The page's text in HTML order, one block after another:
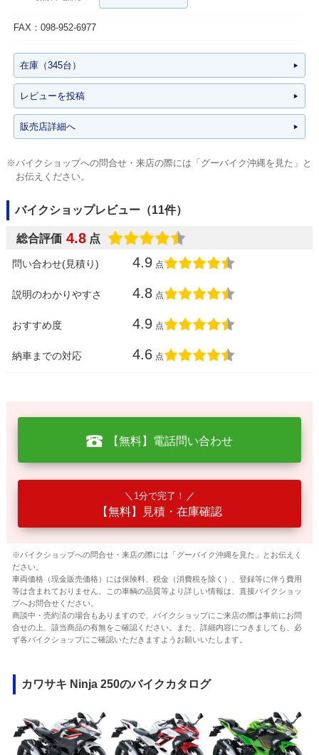
FAX：098-952-6977
在庫（345台）
レビューを投稿
販売店詳細へ
※バイクショップへの問合せ・来店の際には「グーバイク沖縄を見た」と
お伝えください。
バイクショップレビュー（11件）
総合評価 4.8 点
問い合わせ(見積り) 4.9 点
説明のわかりやすさ 4.8 点
おすすめ度 4.9 点
納車までの対応 4.6 点
【無料】電話問い合わせ
1分で完了！
【無料】見積・在庫確認
※バイクショップへの問合せ・来店の際には「グーバイク沖縄を見た」とお伝えく
ださい。
車両価格（現金販売価格）には保険料、税金（消費税を除く）、登録等に伴う費用
等は含まれておりません。この車輌の品質等より詳しい情報は、直接バイクショッ
プへお問合せください。
商談中・売約済の場合もありますので、バイクショップにご来店の際は事前にお問
合せの上、該当商品の有無をご確認ください。また、詳細内容につきましても、必
ず各バイクショップにご確認いただきますようお願いいたします。
カワサキ Ninja 250のバイクカタログ